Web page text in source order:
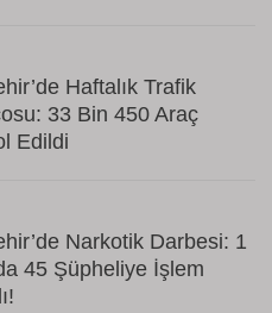
Haftalık Trafik
33 Bin 450 Araç
Edildi
Narkotik Darbesi: 1
45 Şüpheliye İşlem